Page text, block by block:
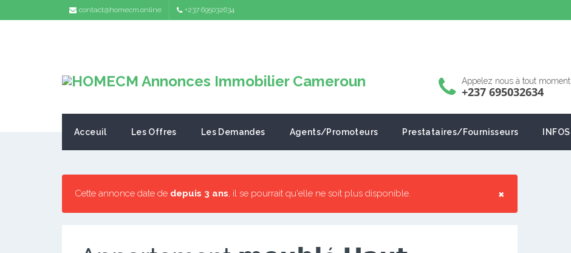
contact@homecm.online +237 695032634
Appelez nous à tout moment
+237 695032634
Acceuil Les Offres Les Demandes Agents/Promoteurs Prestataires/Fournisseurs INFOS
×
Cette annonce date de depuis 3 ans, il se pourrait qu'elle ne soit plus disponible.